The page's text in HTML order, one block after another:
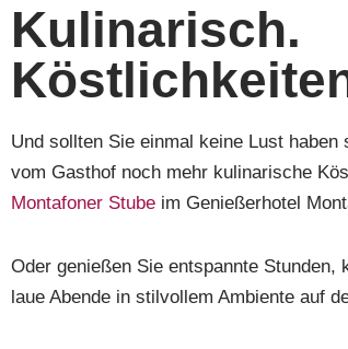
Kulinarisch.
Und sollten Sie einmal keine Lust
vom Gasthof noch mehr kulinarische
Montafoner Stube im Genießerhotel
Oder genießen Sie entspannte Stunden,
laue Abende in stilvollem Ambiente auf